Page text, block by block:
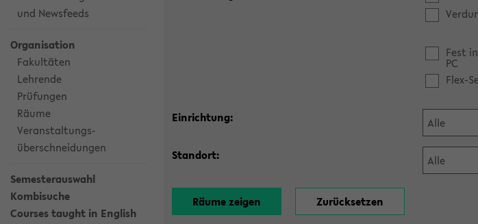
und Newsfeeds
Organisation
Fakultäten
Lehrende
Prüfungen
Räume
Veranstaltungs-
überschneidungen
Semesterauswahl
Kombisuche
Courses taught in English
Fest
PC
Flex-
Einrichtung:
Standort: